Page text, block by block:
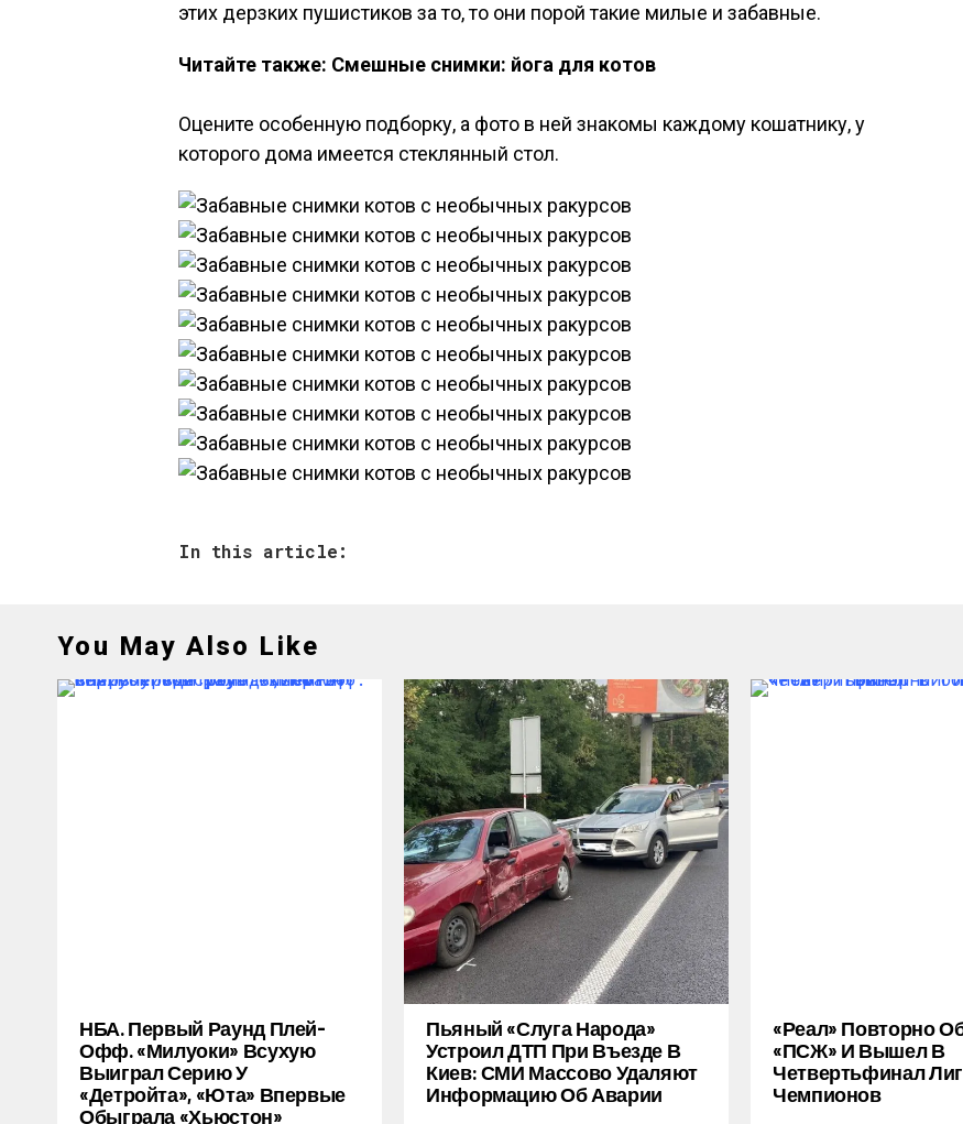
этих дерзких пушистиков за то, то они порой такие милые и забавные.
Читайте также: Смешные снимки: йога для котов
Оцените особенную подборку, а фото в ней знакомы каждому кошатнику, у
которого дома имеется стеклянный стол.
In this article:
You May Also Like
НБА. Первый Раунд Плей-
Офф. «Милуоки» Всухую
Выиграл Серию У
«Детройта», «Юта» Впервые
Обыграла «Хьюстон»
Пьяный «слуга Народа»
Устроил ДТП При Въезде В
Киев: СМИ Массово Удаляют
Информацию Об Аварии
«Реал» Повторно
«ПСЖ» И Вышел В
Четвертьфинал
Чемпионов